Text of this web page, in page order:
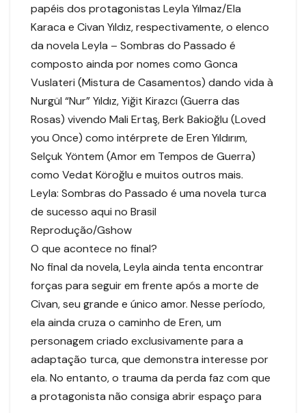
papéis dos protagonistas Leyla Yılmaz/Ela
Karaca e Civan Yıldız, respectivamente, o elenco
da novela Leyla – Sombras do Passado é
composto ainda por nomes como Gonca
Vuslateri (Mistura de Casamentos) dando vida à
Nurgül “Nur” Yıldız, Yiğit Kirazcı (Guerra das
Rosas) vivendo Mali Ertaş, Berk Bakioğlu (Loved
you Once) como intérprete de Eren Yıldırım,
Selçuk Yöntem (Amor em Tempos de Guerra)
como Vedat Köroğlu e muitos outros mais.
Leyla: Sombras do Passado é uma novela turca
de sucesso aqui no Brasil
Reprodução/Gshow
O que acontece no final?
No final da novela, Leyla ainda tenta encontrar
forças para seguir em frente após a morte de
Civan, seu grande e único amor. Nesse período,
ela ainda cruza o caminho de Eren, um
personagem criado exclusivamente para a
adaptação turca, que demonstra interesse por
ela. No entanto, o trauma da perda faz com que
a protagonista não consiga abrir espaço para